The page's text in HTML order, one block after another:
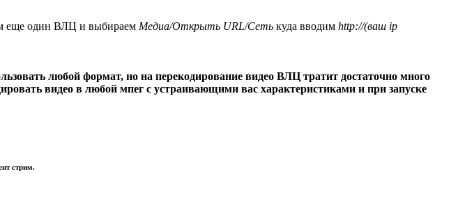
еще один ВЛЦ и выбираем Медиа/Открыть URL/Сеть куда вводим http://(ваш ip
любой формат, но на перекодирование видео ВЛЦ тратит достаточно много
видео в любой мпег с устраивающими вас характеристиками и при запуске
стрим.